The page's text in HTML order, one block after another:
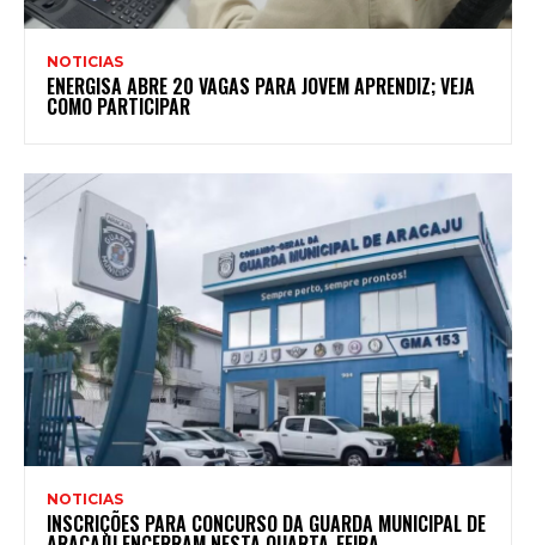
NOTICIAS
ENERGISA ABRE 20 VAGAS PARA JOVEM APRENDIZ; VEJA
COMO PARTICIPAR
NOTICIAS
INSCRIÇÕES PARA CONCURSO DA GUARDA MUNICIPAL DE